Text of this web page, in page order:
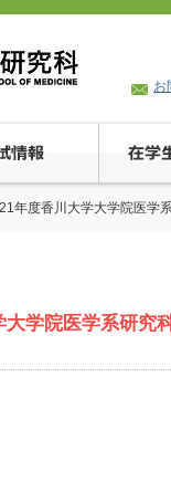
お
年度香川大学大学院医
学院医学系研究